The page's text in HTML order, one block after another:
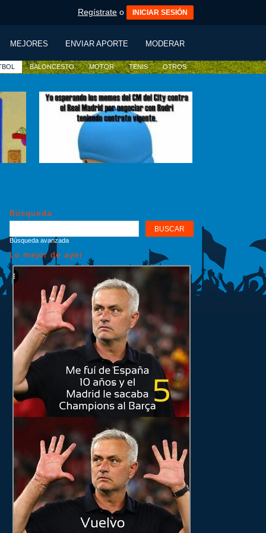
Regístrate o INICIAR SESIÓN
MEJORES ENVIAR APORTE MODERAR
BALONCESTO MOTOR TENIS OTROS
Búsqueda
Búsqueda avanzada
Lo mejor de ayer